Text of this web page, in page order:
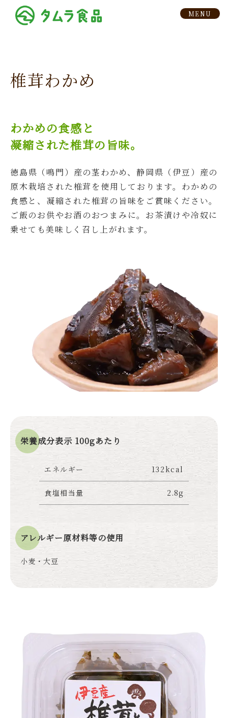
椎茸わかめ
わかめの食感と
凝縮された椎茸の旨味。
徳島県（鳴門）産の茎わかめ、静岡県（伊豆）産の
原木栽培された椎茸を使用しております。わかめの
食感と、凝縮された椎茸の旨味をご賞味ください。
ご飯のお供やお酒のおつまみに。お茶漬けや冷奴に
乗せても美味しく召し上がれます。
栄養成分表示 100gあたり
エネルギー 132kcal
食塩相当量 2.8g
アレルギー原材料等の使用
小麦・大豆